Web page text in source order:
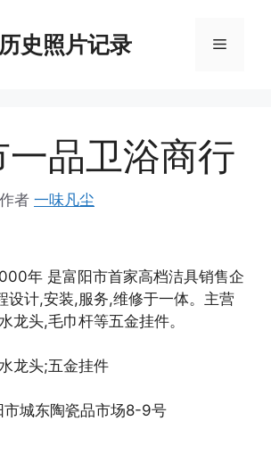
史照片记录 菜
品卫浴商行
作者 一味凡尘
年 是富阳市首家高档洁具销售企
设计,安装,服务,维修于一体。主营
龙头,毛巾杆等五金挂件。
龙头;五金挂件
市城东陶瓷品市场8-9号